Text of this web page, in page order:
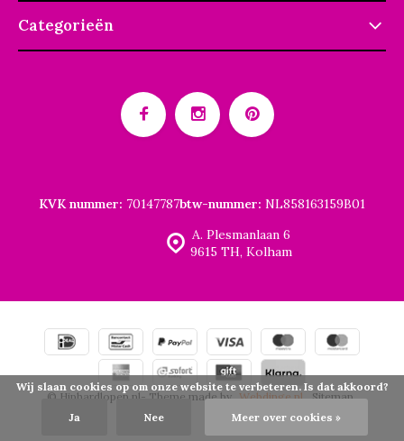
Categorieën
A. Plesmanlaan 6
9615 TH, Kolham
KVK nummer: 70147787btw-nummer: NL858163159B01
© Hiphardlopen.nl- Theme made by Webdinge.nl Sitemap
Wij slaan cookies op om onze website te verbeteren. Is dat akkoord?
Ja Nee Meer over cookies »